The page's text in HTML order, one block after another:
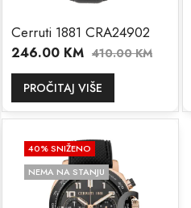
Cerruti 1881 CRA24902
246.00 KM 410.00KM
PROČITAJ VIŠE
40% SNIŽENO
NEMA NA STANJU